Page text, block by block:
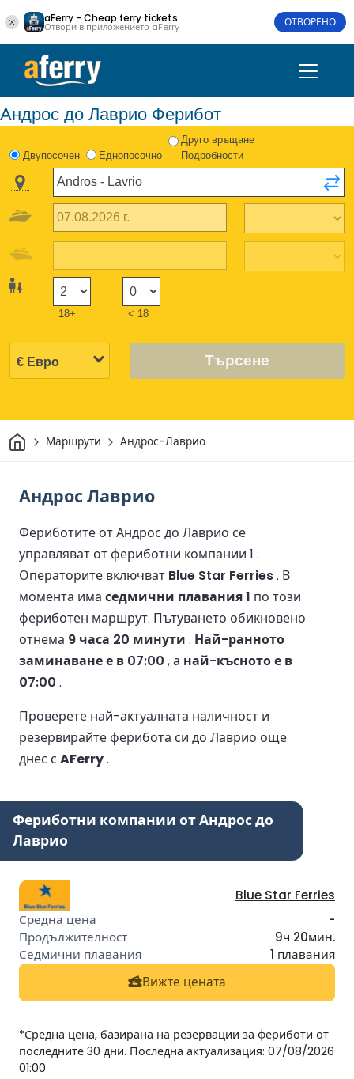
aFerry - Cheap ferry tickets
Отвори в приложението aFerry ОТВОРЕНО
Андрос до Лаврио Ферибот
Двупосочен Еднопосочно
Друго връщане
Подробности
18+ < 18
Търсене
Начало
Маршрути Андрос-Лаврио
Андрос Лаврио
Фериботите от Андрос до Лаврио се
управляват от фериботни компании 1 .
Операторите включват Blue Star Ferries. В
момента има седмични плавания 1 по този
фериботен маршрут. Пътуването обикновено
отнема 9 часа 20 минути . Най-ранното
заминаване е в 07:00 , а най-късното е в
07:00 .
Проверете най-актуалната наличност и
резервирайте ферибота си до Лаврио още
днес с AFerry.
Фериботни компании от Андрос до
Лаврио
Blue Star Ferries
-
9ч 20мин.
1 плавания
Вижте цената
*Средна цена, базирана на резервации за фериботи от
последните 30 дни. Последна актуализация: 07/08/2026
01:00